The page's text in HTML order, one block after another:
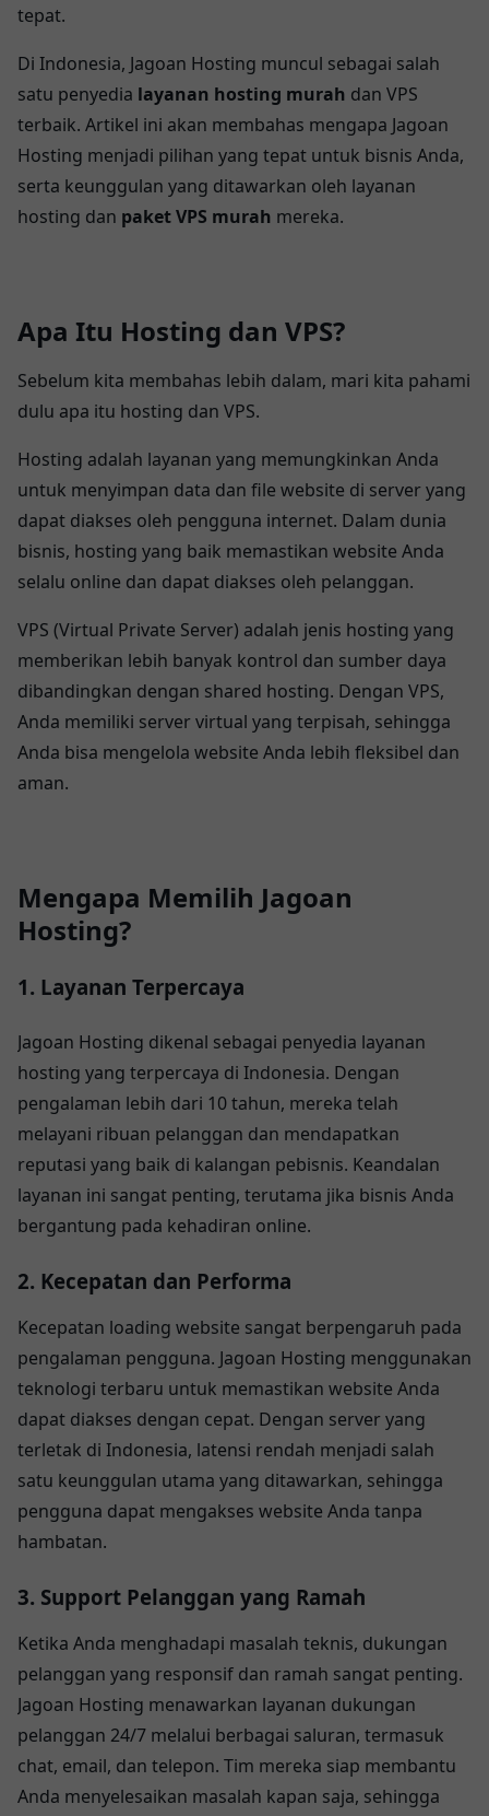
tepat.
Di Indonesia, Jagoan Hosting muncul sebagai salah
satu penyedia layanan hosting murah dan VPS
terbaik. Artikel ini akan membahas mengapa Jagoan
Hosting menjadi pilihan yang tepat untuk bisnis Anda,
serta keunggulan yang ditawarkan oleh layanan
hosting dan paket VPS murah mereka.
Apa Itu Hosting dan VPS?
Sebelum kita membahas lebih dalam, mari kita pahami
dulu apa itu hosting dan VPS.
Hosting adalah layanan yang memungkinkan Anda
untuk menyimpan data dan file website di server yang
dapat diakses oleh pengguna internet. Dalam dunia
bisnis, hosting yang baik memastikan website Anda
selalu online dan dapat diakses oleh pelanggan.
VPS (Virtual Private Server) adalah jenis hosting yang
memberikan lebih banyak kontrol dan sumber daya
dibandingkan dengan shared hosting. Dengan VPS,
Anda memiliki server virtual yang terpisah, sehingga
Anda bisa mengelola website Anda lebih fleksibel dan
aman.
Mengapa Memilih Jagoan
Hosting?
1. Layanan Terpercaya
Jagoan Hosting dikenal sebagai penyedia layanan
hosting yang terpercaya di Indonesia. Dengan
pengalaman lebih dari 10 tahun, mereka telah
melayani ribuan pelanggan dan mendapatkan
reputasi yang baik di kalangan pebisnis. Keandalan
layanan ini sangat penting, terutama jika bisnis Anda
bergantung pada kehadiran online.
2. Kecepatan dan Performa
Kecepatan loading website sangat berpengaruh pada
pengalaman pengguna. Jagoan Hosting menggunakan
teknologi terbaru untuk memastikan website Anda
dapat diakses dengan cepat. Dengan server yang
terletak di Indonesia, latensi rendah menjadi salah
satu keunggulan utama yang ditawarkan, sehingga
pengguna dapat mengakses website Anda tanpa
hambatan.
3. Support Pelanggan yang Ramah
Ketika Anda menghadapi masalah teknis, dukungan
pelanggan yang responsif dan ramah sangat penting.
Jagoan Hosting menawarkan layanan dukungan
pelanggan 24/7 melalui berbagai saluran, termasuk
chat, email, dan telepon. Tim mereka siap membantu
Anda menyelesaikan masalah kapan saja, sehingga